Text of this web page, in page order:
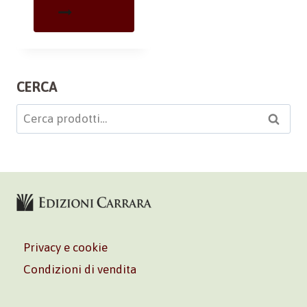
CERCA
Cerca: Cerca
Privacy e cookie
Condizioni di vendita